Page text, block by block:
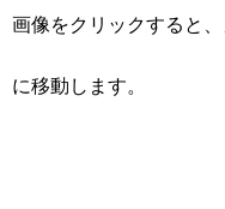
画像をクリックすると
に移動します。